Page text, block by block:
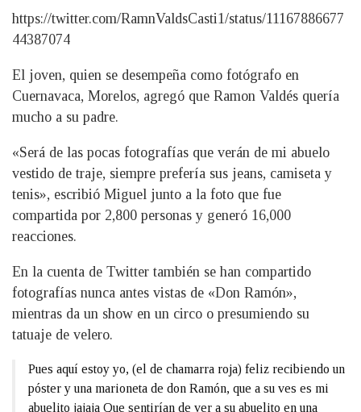
https://twitter.com/RamnValdsCasti1/status/11167886677
44387074
El joven, quien se desempeña como fotógrafo en
Cuernavaca, Morelos, agregó que Ramon Valdés quería
mucho a su padre.
«Será de las pocas fotografías que verán de mi abuelo
vestido de traje, siempre prefería sus jeans, camiseta y
tenis», escribió Miguel junto a la foto que fue
compartida por 2,800 personas y generó 16,000
reacciones.
En la cuenta de Twitter también se han compartido
fotografías nunca antes vistas de «Don Ramón»,
mientras da un show en un circo o presumiendo su
tatuaje de velero.
Pues aquí estoy yo, (el de chamarra roja) feliz recibiendo un
póster y una marioneta de don Ramón, que a su ves es mi
abuelito jajaja Que sentirían de ver a su abuelito en una